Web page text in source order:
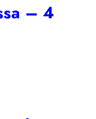
– 4